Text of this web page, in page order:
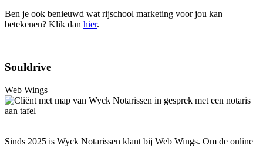
Ben je ook benieuwd wat rijschool marketing voor jou kan
betekenen? Klik dan hier.
Souldrive
Web Wings
Sinds 2025 is Wyck Notarissen klant bij Web Wings. Om de online